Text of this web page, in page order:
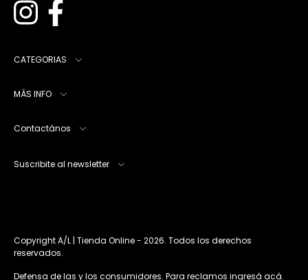
CATEGORIAS
MÁS INFO
Contactános
Suscribite al newsletter
Copyright A/L | Tienda Online - 2026. Todos los derechos
reservados.
Defensa de las y los consumidores. Para reclamos ingresá acá.